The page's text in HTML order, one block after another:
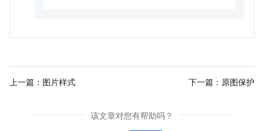
上一篇： 图片样式 下一篇： 原图保护
该文章对您有帮助吗？